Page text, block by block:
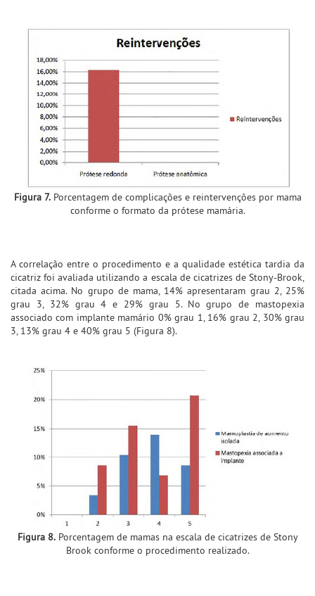
Figura 7.Porcentagem de complicações e reintervenções por mama
conforme o formato da prótese mamária.
A correlação entre o procedimento e a qualidade estética tardia da
cicatriz foi avaliada utilizando a escala de cicatrizes de Stony-Brook,
citada acima. No grupo de mama, 14% apresentaram grau 2, 25%
grau 3, 32% grau 4 e 29% grau 5. No grupo de mastopexia
associado com implante mamário 0% grau 1, 16% grau 2, 30% grau
3, 13% grau 4 e 40% grau 5 (Figura 8).
Figura 8.Porcentagem de mamas na escala de cicatrizes de Stony
Brook conforme o procedimento realizado.